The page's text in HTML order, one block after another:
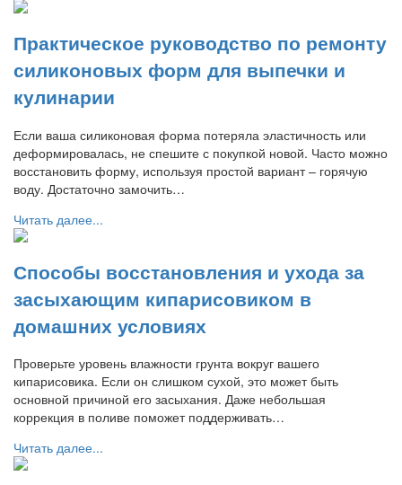
Практическое руководство по ремонту
силиконовых форм для выпечки и
кулинарии
Если ваша силиконовая форма потеряла эластичность или
деформировалась, не спешите с покупкой новой. Часто можно
восстановить форму, используя простой вариант – горячую
воду. Достаточно замочить…
Читать далее...
Способы восстановления и ухода за
засыхающим кипарисовиком в
домашних условиях
Проверьте уровень влажности грунта вокруг вашего
кипарисовика. Если он слишком сухой, это может быть
основной причиной его засыхания. Даже небольшая
коррекция в поливе поможет поддерживать…
Читать далее...